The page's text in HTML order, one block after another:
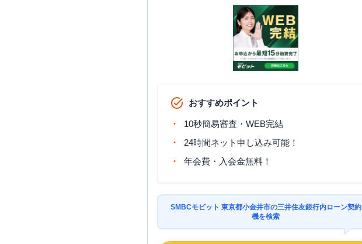
おすすめポイント
10秒簡易審査・WEB完結
24時間ネット申し込み可能！
年会費・入会金無料！
SMBCモビット 東京都小金井市の三井住友銀行内ローン契約
機を検索